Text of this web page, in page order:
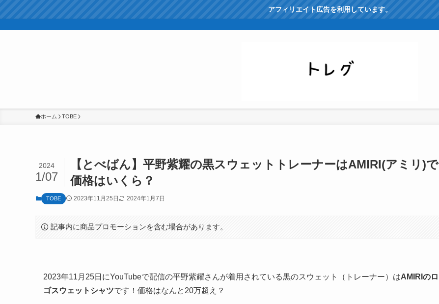
アフィリエイト広告を利用しています。
ホーム TOBE
【とべばん】平野紫耀の黒スウェットトレーナーはAMIRI(アミリ)で
価格はいくら？
2024
1/07
TOBE 2023年11月25日 2024年1月7日
記事内に商品プロモーションを含む場合があります。
2023年11月25日にYouTubeで配信の平野紫耀さんが着用されている黒のスウェット（トレーナー）はAMIRIのロ
ゴスウェットシャツです！価格はなんと20万超え？